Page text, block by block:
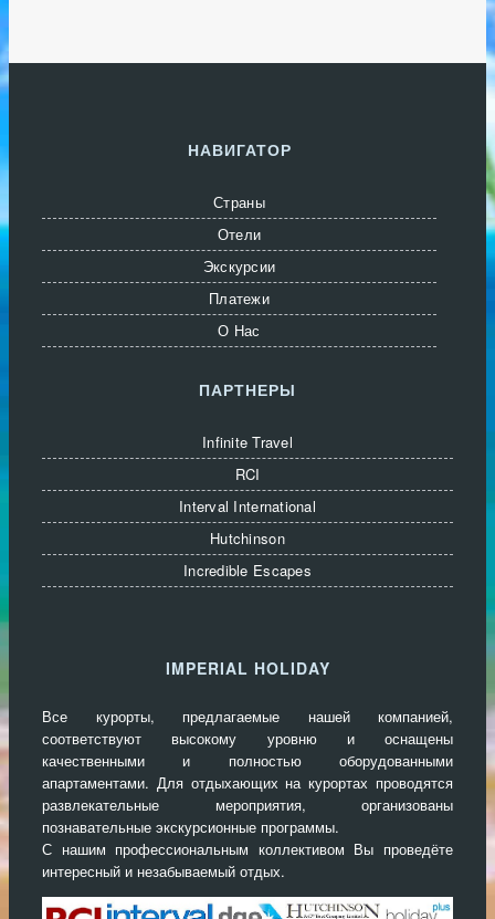
НАВИГАТОР
Страны
Отели
Экскурсии
Платежи
О Нас
ПАРТНЕРЫ
Infinite Travel
RCI
Interval International
Hutchinson
Incredible Escapes
IMPERIAL HOLIDAY
Все курорты, предлагаемые нашей компанией,
соответствуют высокому уровню и оснащены
качественными и полностью оборудованными
апартаментами. Для отдыхающих на курортах проводятся
развлекательные мероприятия, организованы
познавательные экскурсионные программы.
С нашим профессиональным коллективом Вы проведёте
интересный и незабываемый отдых.